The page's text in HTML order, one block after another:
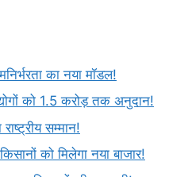
का नया मॉडल!
को 1.5 करोड़ तक अनुदान!
सम्मान!
को मिलेगा नया बाजार!